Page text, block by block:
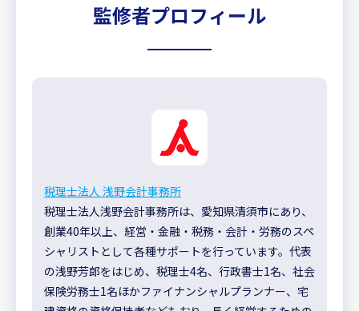
監修者プロフィール
税理士法人 浅野会計事務所
税理士法人浅野会計事務所は、愛知県清須市にあり、
創業40年以上、経営・金融・税務・会計・労務のスペ
シャリストとして各種サポートを行っています。代表
の浅野芳郎をはじめ、税理士4名、行政書士1名、社会
保険労務士1名ほかファイナンシャルプランナー、宅